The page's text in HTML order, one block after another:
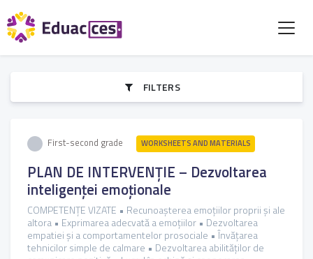
FILTERS
First-second grade WORKSHEETS AND MATERIALS
PLAN DE INTERVENȚIE – Dezvoltarea
inteligenței emoționale
COMPETENȚE VIZATE • Recunoașterea emoțiilor proprii și ale
altora • Exprimarea adecvată a emoțiilor • Dezvoltarea
empatiei și a comportamentelor prosociale • Învățarea
tehnicilor simple de calmare • Dezvoltarea abilităților de